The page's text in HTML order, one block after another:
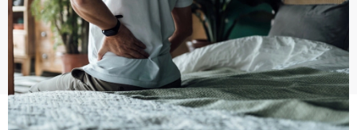
Mc-försäkring
Märkesförsäkringar
Båt
Båtförsäkring